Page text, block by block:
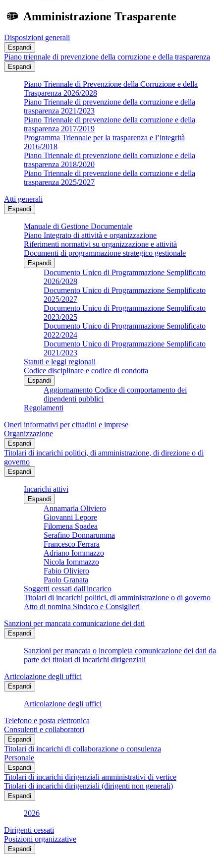
Amministrazione Trasparente
Disposizioni generali
Espandi
Piano triennale di prevenzione della corruzione e della trasparenza
Espandi
Piano Triennale di Prevenzione della Corruzione e della
Trasparenza 2026/2028
Piano Triennale di prevenzione della corruzione e della
trasparenza 2021/2023
Piano Triennale di prevenzione della corruzione e della
trasparenza 2017/2019
Programma Triennale per la trasparenza e l’integrità
2016/2018
Piano Triennale di prevenzione della corruzione e della
trasparenza 2018/2020
Piano Triennale di prevenzione della corruzione e della
trasparenza 2025/2027
Atti generali
Espandi
Manuale di Gestione Documentale
Piano Integrato di attività e organizzazione
Riferimenti normativi su organizzazione e attività
Documenti di programmazione strategico gestionale
Espandi
Documento Unico di Programmazione Semplificato
2026/2028
Documento Unico di Programmazione Semplificato
2025/2027
Documento Unico di Programmazione Semplificato
2023/2025
Documento Unico di Programmazione Semplificato
2022/2024
Documento Unico di Programmazione Semplificato
2021/2023
Statuti e leggi regionali
Codice disciplinare e codice di condotta
Espandi
Aggiornamento Codice di comportamento dei
dipendenti pubblici
Regolamenti
Oneri informativi per cittadini e imprese
Organizzazione
Espandi
Titolari di incarichi politici, di amministrazione, di direzione o di
governo
Espandi
Incarichi attivi
Espandi
Annamaria Oliviero
Giovanni Lepore
Filomena Spadea
Serafino Donnarumma
Francesco Ferrara
Adriano Iommazzo
Nicola Iommazzo
Fabio Oliviero
Paolo Granata
Soggetti cessati dall'incarico
Titolari di incarichi politici, di amministrazione o di governo
Atto di nomina Sindaco e Consiglieri
Sanzioni per mancata comunicazione dei dati
Espandi
Sanzioni per mancata o incompleta comunicazione dei dati da
parte dei titolari di incarichi dirigenziali
Articolazione degli uffici
Espandi
Articolazione degli uffici
Telefono e posta elettronica
Consulenti e collaboratori
Espandi
Titolari di incarichi di collaborazione o consulenza
Personale
Espandi
Titolari di incarichi dirigenziali amministrativi di vertice
Titolari di incarichi dirigenziali (dirigenti non generali)
Espandi
2026
Dirigenti cessati
Posizioni organizzative
Espandi